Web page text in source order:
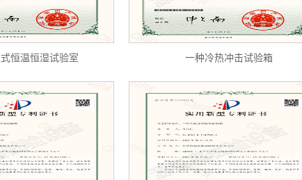
恒温恒湿试验室 一种冷热冲击试验箱